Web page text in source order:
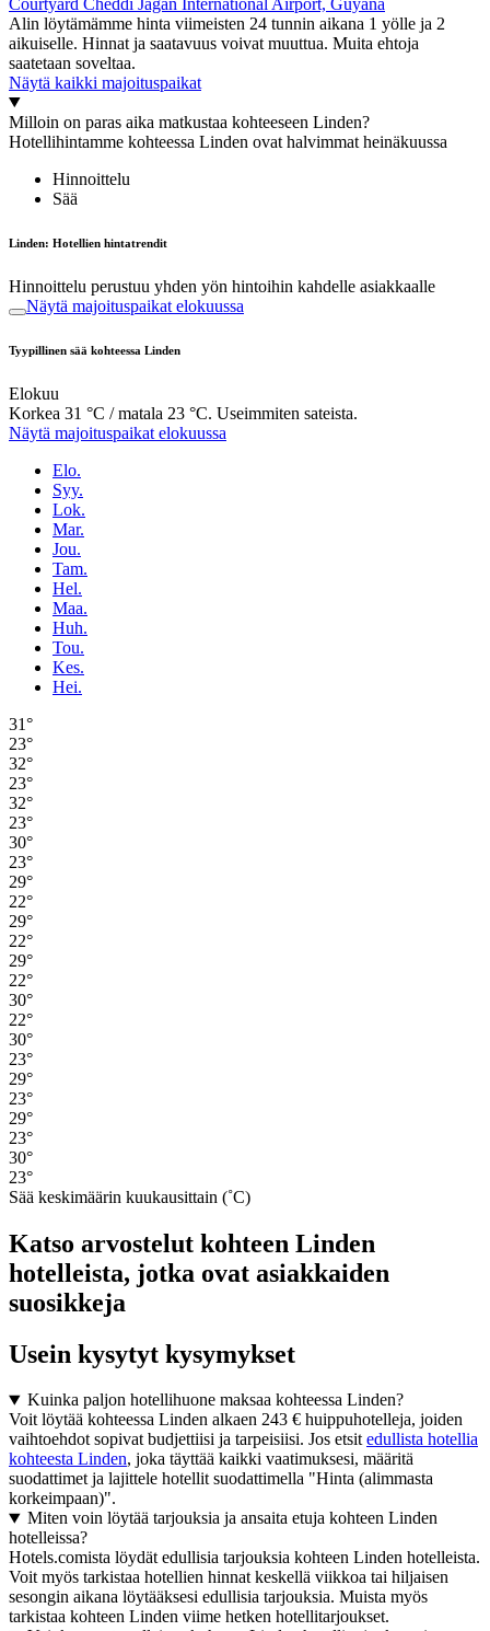
Alin löytämämme hinta viimeisten 24 tunnin aikana 1 yölle ja 2
aikuiselle. Hinnat ja saatavuus voivat muuttua. Muita ehtoja
saatetaan soveltaa.
Näytä kaikki majoituspaikat
Milloin on paras aika matkustaa kohteeseen Linden?
Hotellihintamme kohteessa Linden ovat halvimmat heinäkuussa
Hinnoittelu
Sää
Linden: Hotellien hintatrendit
Hinnoittelu perustuu yhden yön hintoihin kahdelle asiakkaalle
Näytä majoituspaikat elokuussa
Tyypillinen sää kohteessa Linden
Elokuu
Korkea 31 °C / matala 23 °C. Useimmiten sateista.
Näytä majoituspaikat elokuussa
Elo.
Syy.
Lok.
Mar.
Jou.
Tam.
Hel.
Maa.
Huh.
Tou.
Kes.
Hei.
31°
23°
32°
23°
32°
23°
30°
23°
29°
22°
29°
22°
29°
22°
30°
22°
30°
23°
29°
23°
29°
23°
30°
23°
Sää keskimäärin kuukausittain (˚C)
Katso arvostelut kohteen Linden
hotelleista, jotka ovat asiakkaiden
suosikkeja
Usein kysytyt kysymykset
Kuinka paljon hotellihuone maksaa kohteessa Linden?
Voit löytää kohteessa Linden alkaen 243 € huippuhotelleja, joiden
vaihtoehdot sopivat budjettiisi ja tarpeisiisi. Jos etsitedullista hotellia
kohteesta Linden, joka täyttää kaikki vaatimuksesi, määritä
suodattimet ja lajittele hotellit suodattimella "Hinta (alimmasta
korkeimpaan)".
Miten voin löytää tarjouksia ja ansaita etuja kohteen Linden
hotelleissa?
Hotels.comista löydät edullisia tarjouksia kohteen Linden hotelleista.
Voit myös tarkistaa hotellien hinnat keskellä viikkoa tai hiljaisen
sesongin aikana löytääksesi edullisia tarjouksia. Muista myös
tarkistaa kohteen Linden viime hetken hotellitarjoukset.